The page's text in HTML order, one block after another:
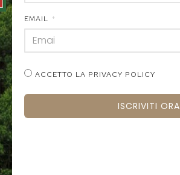
EMAIL
ACCETTO LA PRIVACY POLICY
ISCRIVITI ORA